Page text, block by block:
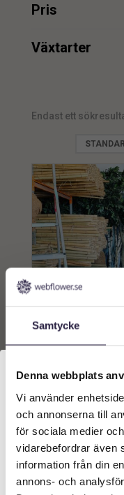
Samtycke
Denna webbplats
Vi använder
och annonserna till
för sociala medier
vidarebefordrar även
information från din
annons- och
Pris
min.
min.
Växtarter
Endast ett
diameter 200
249
Lägg till i
Vilken typ av kund